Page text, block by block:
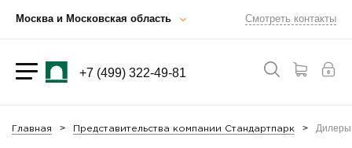
Москва и Московская область Смотреть контакты
+7 (499) 322-49-81
Главная Представительства компании Стандартпарк Дилеры